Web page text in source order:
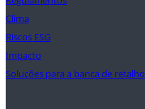
Clima
Riscos ESG
Impacto
Soluções para a banca de retalho